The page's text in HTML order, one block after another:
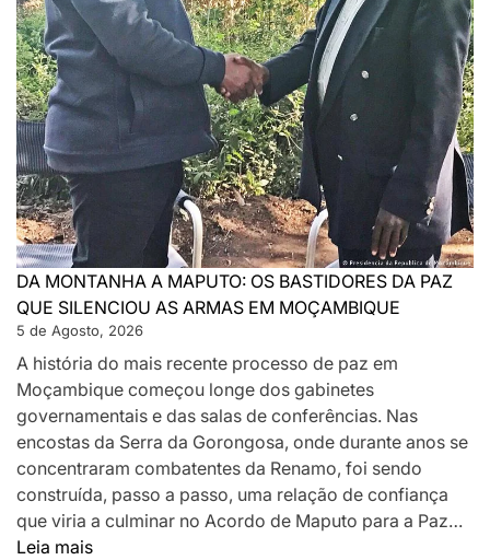
DA MONTANHA A MAPUTO: OS BASTIDORES DA PAZ
QUE SILENCIOU AS ARMAS EM MOÇAMBIQUE
5 de Agosto, 2026
A história do mais recente processo de paz em
Moçambique começou longe dos gabinetes
governamentais e das salas de conferências. Nas
encostas da Serra da Gorongosa, onde durante anos se
concentraram combatentes da Renamo, foi sendo
construída, passo a passo, uma relação de confiança
que viria a culminar no Acordo de Maputo para a Paz…
Leia mais: